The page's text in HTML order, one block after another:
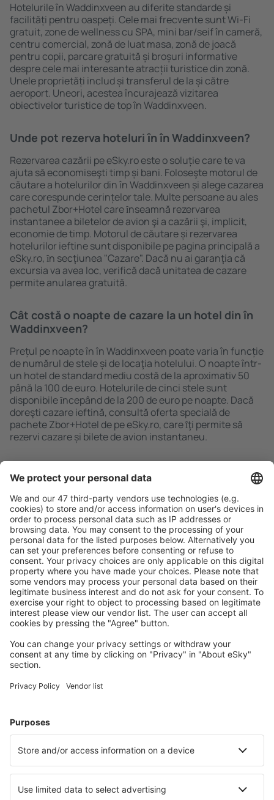
Hotelurile în Waddinxveen au diferite standarde și
facilități pentru oaspeți. Cele mai frecvente sunt Wi-Fi
gratuit, zone de wellness cu SPA, mini bar/seif în cameră,
centru comercial, zonă de luat masa, zonă de joacă
pentru copii, parcare gratuită și broșuri informative
despre cele mai interesante atracții turistice din zonă.
Unele proprietăți includ și transferul de la și către
aeroport. Uneori, acestea încurajează vizitarea
obiectivelor turistice de top în Waddinxveen.
Unde pot rezerva hoteluri ȋn în Waddinxveen?
Rezervarea cazării pe eSky.ro este o soluție care te va
ajuta să economiseşti timp și bani. Foloseşte motorul de
căutare a hotelurilor din în Waddinxveen și alege cazarea
care corespunde cerințelor tale. Multe persoane au ales
pachetul Zbor+Hotel care ȋnseamnă rezervarea
instantanee a biletelor de avion şi a cazării şi, implicit,
economie de timp. Motorul de căutare și rezervarea
hotelurilor ieftine sunt disponibile pe pagina principală a
eSky.ro, ȋn secţiunea "Cazare". Dacă nu ai garanţia că
excursia va avea loc, verifică dacă unitatea de cazare
permite anularea gratuită.
Cât costă o noapte de cazare la un hotel din în
Waddinxveen?
Prețul pe noapte în în Waddinxveen poate varia în funcție
de numărul de stele și de locaţia hotelului. O noapte într-
un hotel de standard mediu costă de la aproximativ 50
până la 100 de euro. Hotelurile de cinci stele sunt
disponibile ȋncepând de la 200 de euro pe noapte. Dacă
doreşti cazare ieftină, consultă oferta specială de
pachete Zbor+Hotel de pe eSky.ro, care ȋţi permite să
rezervi cazare și bilete de avion instantaneu.
Caută rapid şi uşor
Ofertă adaptată aşteptărilor tale.
Planifică ȋn siguranţă
Rezervare fără griji cu opțiune gratuită de anulare.
Economiseşte mai mult
Prețuri atractive și oferte speciale pentru utilizatorii
conectați.
Cazarea preferată
apartamente și altele.
Cele mai căutate hoteluri de către utilizatorii eSky
Hoteluri în Olanda - Orașe populare
Hoteluri în Callantsoog Hoteluri în Kamperland